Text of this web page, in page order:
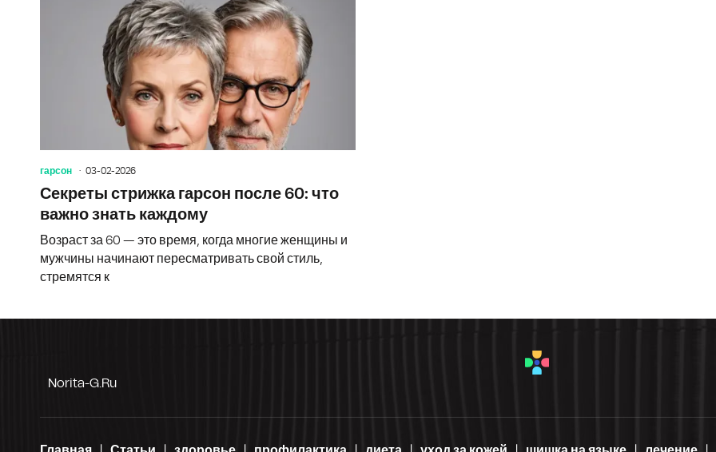
гарсон 03-02-2026
Секреты стрижка гарсон после 60: что
важно знать каждому
Возраст за 60 — это время, когда многие женщины и
мужчины начинают пересматривать свой стиль,
стремятся к
Norita-G.ru